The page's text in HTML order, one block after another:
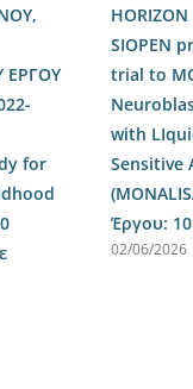
ΕΡΓΟΥ
for
HORIZON
SIOPEN
trial to
with
Sensitive
Έργου:
02/06/2026